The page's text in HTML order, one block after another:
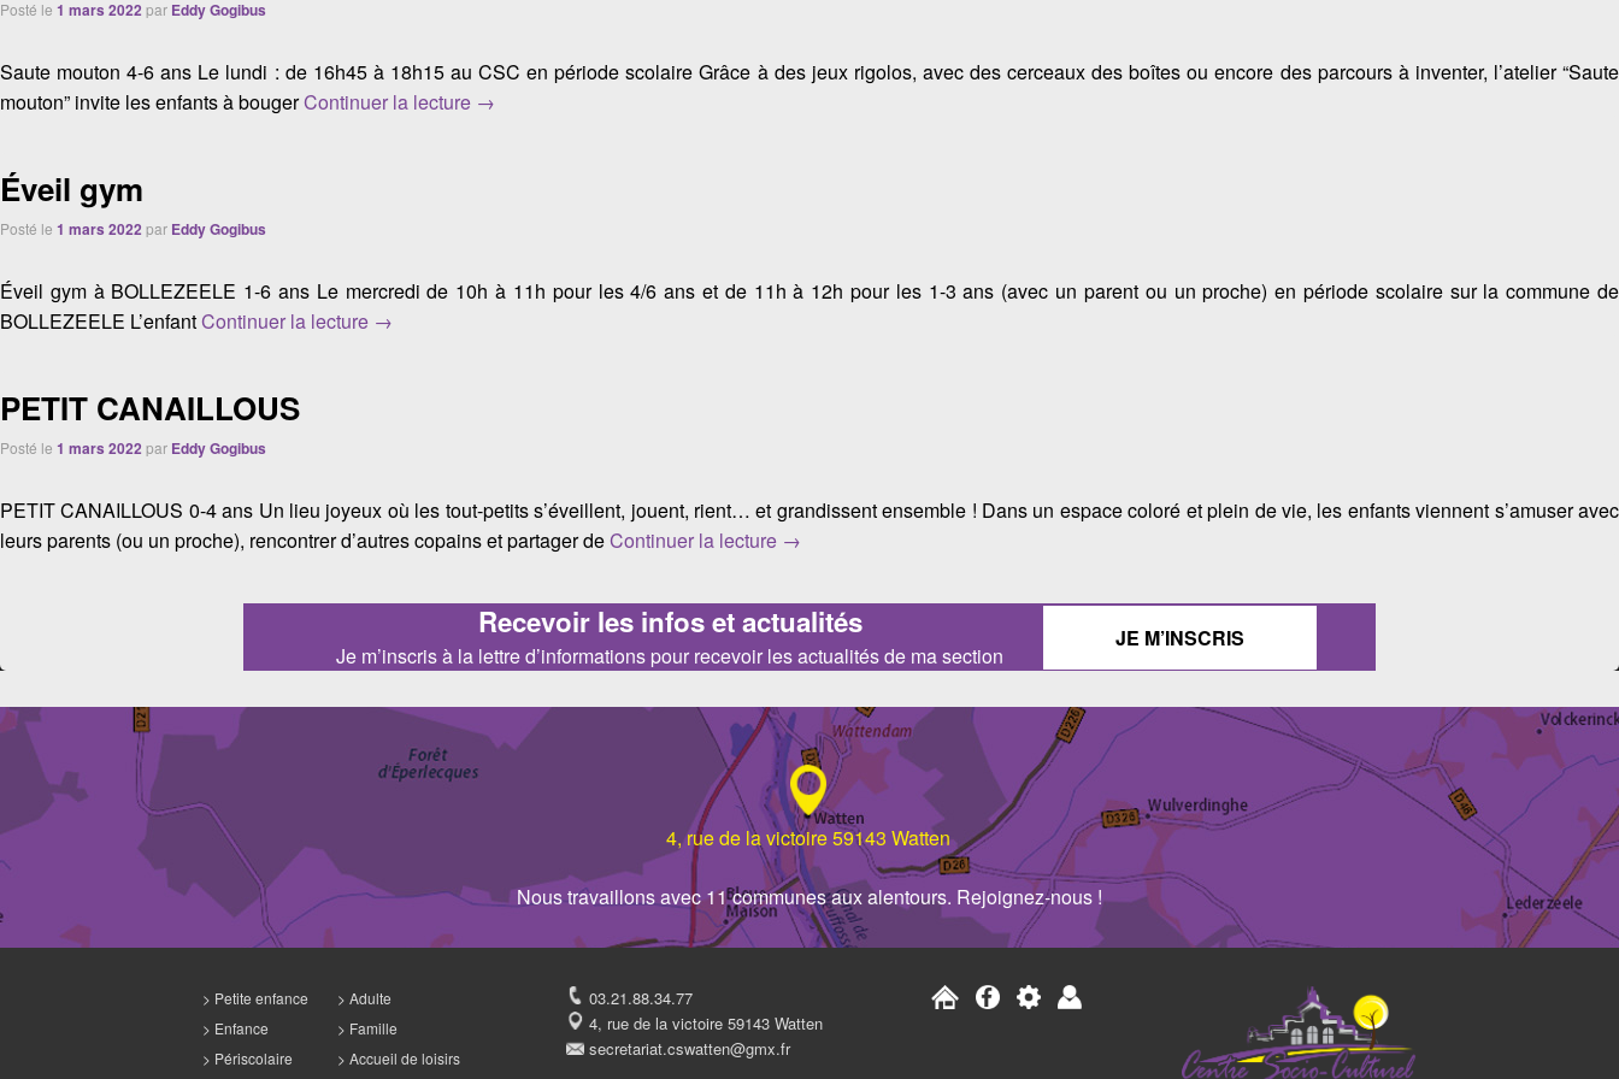
Posté le 1 mars 2022par Eddy Gogibus
Saute mouton 4-6 ans Le lundi : de 16h45 à 18h15 au CSC en période scolaire Grâce à des jeux rigolos, avec des cerceaux des boîtes ou encore des parcours à inventer, l’atelier “Saute
mouton” invite les enfants à bougerContinuer la lecture Saute mouton
→
Éveil gym
Posté le 1 mars 2022par Eddy Gogibus
Éveil gym à BOLLEZEELE 1-6 ans Le mercredi de 10h à 11h pour les 4/6 ans et de 11h à 12h pour les 1-3 ans (avec un parent ou un proche) en période scolaire sur la commune de
BOLLEZEELE L’enfantContinuer la lecture Éveil gym
→
PETIT CANAILLOUS
Posté le 1 mars 2022par Eddy Gogibus
PETIT CANAILLOUS 0-4 ans Un lieu joyeux où les tout-petits s’éveillent, jouent, rient… et grandissent ensemble ! Dans un espace coloré et plein de vie, les enfants viennent s’amuser avec
leurs parents (ou un proche), rencontrer d’autres copains et partager deContinuer la lecture PETIT CANAILLOUS
→
Recevoir les infos et actualités
Je m’inscris à la lettre d’informations pour recevoir les actualités de ma section
JE M’INSCRIS
4, rue de la victoire 59143 Watten
Nous travaillons avec 11 communes aux alentours. Rejoignez-nous !
Petite enfance
Enfance
Périscolaire
Adulte
Famille
Accueil de loisirs
03.21.88.34.77
4, rue de la victoire 59143 Watten
secretariat.cswatten@gmx.fr